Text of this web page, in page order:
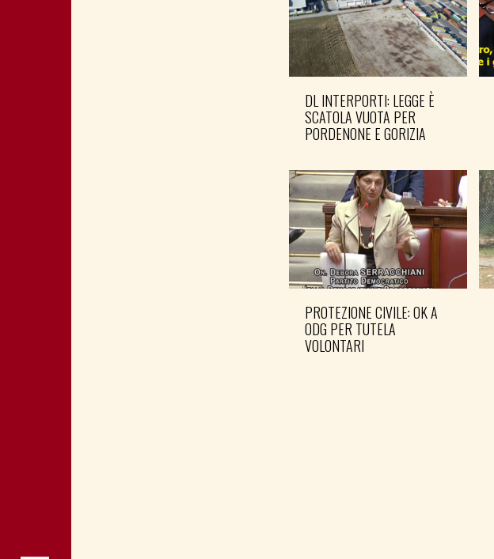
DL INTERPORTI: LEGGE È
SCATOLA VUOTA PER
PORDENONE E GORIZIA
PROTEZIONE CIVILE: OK A
ODG PER TUTELA
VOLONTARI